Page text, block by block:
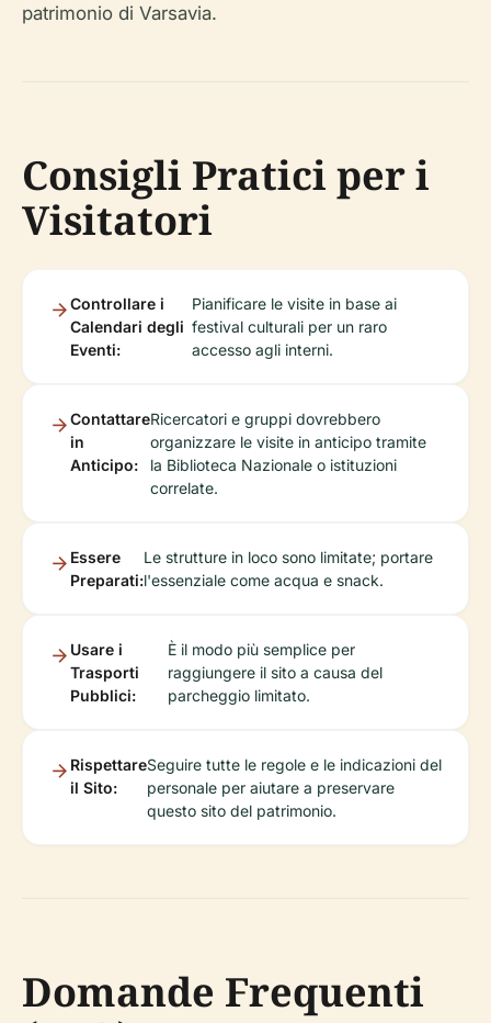
patrimonio di Varsavia.
Consigli Pratici per i
Visitatori
Controllare i
Calendari degli
Eventi:
Pianificare le visite in base ai
festival culturali per un raro
accesso agli interni.
Contattare
in
Anticipo:
Ricercatori e gruppi dovrebbero
organizzare le visite in anticipo tramite
la Biblioteca Nazionale o istituzioni
correlate.
Essere
Preparati:
Le strutture in loco sono limitate; portare
l'essenziale come acqua e snack.
Usare i
Trasporti
Pubblici:
È il modo più semplice per
raggiungere il sito a causa del
parcheggio limitato.
Rispettare
il Sito:
Seguire tutte le regole e le indicazioni del
personale per aiutare a preservare
questo sito del patrimonio.
Domande Frequenti